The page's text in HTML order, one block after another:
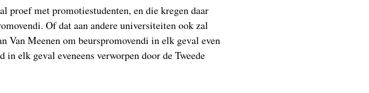
proef met promotiestudenten, en die kregen daar
Of dat aan andere universiteiten ook zal
Van Meenen om beurspromovendi in elk geval even
in elk geval eveneens verworpen door de Tweede